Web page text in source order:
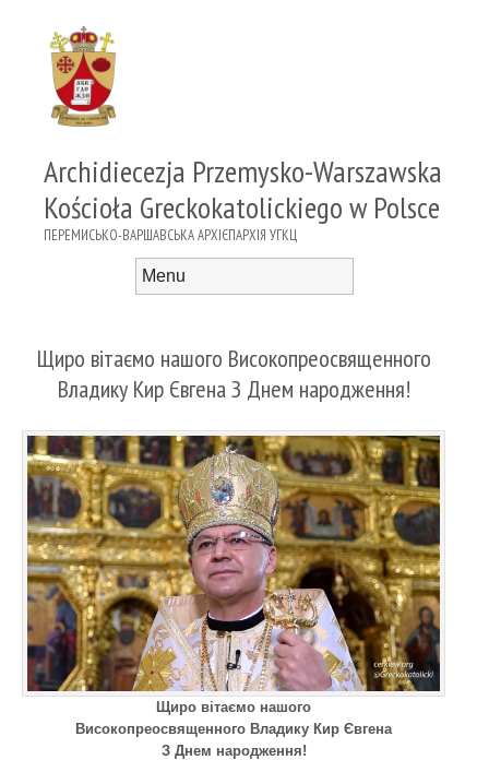
Archidiecezja Przemysko-Warszawska
Kościoła Greckokatolickiego w Polsce
ПЕРЕМИСЬКО-ВАРШАВСЬКА АРХІЄПАРХІЯ УГКЦ
Щиро вітаємо нашого Високопреосвященного
Владику Кир Євгена З Днем народження!
Щиро вітаємо нашого
Високопреосвященного Владику Кир Євгена
З Днем народження!